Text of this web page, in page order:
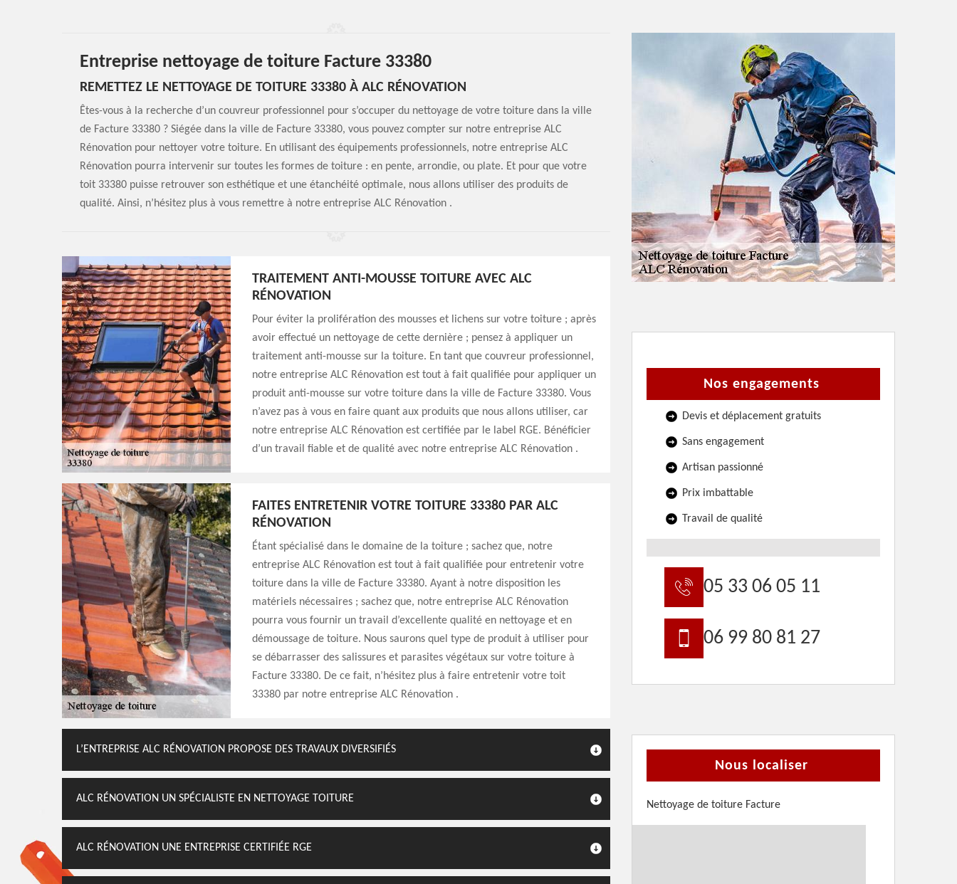
Entreprise nettoyage de toiture Facture 33380
REMETTEZ LE NETTOYAGE DE TOITURE 33380 À ALC RÉNOVATION
Êtes-vous à la recherche d’un couvreur professionnel pour s’occuper du nettoyage de votre toiture dans la ville
de Facture 33380 ? Siégée dans la ville de Facture 33380, vous pouvez compter sur notre entreprise ALC
Rénovation pour nettoyer votre toiture. En utilisant des équipements professionnels, notre entreprise ALC
Rénovation pourra intervenir sur toutes les formes de toiture : en pente, arrondie, ou plate. Et pour que votre
toit 33380 puisse retrouver son esthétique et une étanchéité optimale, nous allons utiliser des produits de
qualité. Ainsi, n’hésitez plus à vous remettre à notre entreprise ALC Rénovation .
TRAITEMENT ANTI-MOUSSE TOITURE AVEC ALC
RÉNOVATION
Pour éviter la prolifération des mousses et lichens sur votre toiture ; après
avoir effectué un nettoyage de cette dernière ; pensez à appliquer un
traitement anti-mousse sur la toiture. En tant que couvreur professionnel,
notre entreprise ALC Rénovation est tout à fait qualifiée pour appliquer un
produit anti-mousse sur votre toiture dans la ville de Facture 33380. Vous
n’avez pas à vous en faire quant aux produits que nous allons utiliser, car
notre entreprise ALC Rénovation est certifiée par le label RGE. Bénéficier
d’un travail fiable et de qualité avec notre entreprise ALC Rénovation .
FAITES ENTRETENIR VOTRE TOITURE 33380 PAR ALC
RÉNOVATION
Étant spécialisé dans le domaine de la toiture ; sachez que, notre
entreprise ALC Rénovation est tout à fait qualifiée pour entretenir votre
toiture dans la ville de Facture 33380. Ayant à notre disposition les
matériels nécessaires ; sachez que, notre entreprise ALC Rénovation
pourra vous fournir un travail d’excellente qualité en nettoyage et en
démoussage de toiture. Nous saurons quel type de produit à utiliser pour
se débarrasser des salissures et parasites végétaux sur votre toiture à
Facture 33380. De ce fait, n’hésitez plus à faire entretenir votre toit
33380 par notre entreprise ALC Rénovation .
L’ENTREPRISE ALC RÉNOVATION PROPOSE DES TRAVAUX DIVERSIFIÉS
ALC RÉNOVATION UN SPÉCIALISTE EN NETTOYAGE TOITURE
ALC RÉNOVATION UNE ENTREPRISE CERTIFIÉE RGE
Nos engagements
Devis et déplacement gratuits
Sans engagement
Artisan passionné
Prix imbattable
Travail de qualité
05 33 06 05 11
06 99 80 81 27
Nous localiser
Nettoyage de toiture Facture